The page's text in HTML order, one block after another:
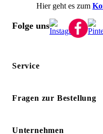
Hier geht es zum
Folge uns
Service
Fragen zur Bestellung
Unternehmen